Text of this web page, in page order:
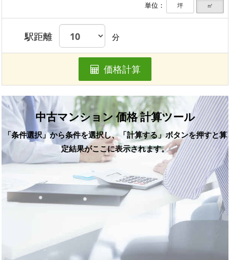
単位： 坪 ㎡
駅距離 分
価格計算
中古マンション 価格 計算ツール
「条件選択」から条件を選択し、「計算する」ボタンを押すと算
定結果がここに表示されます。